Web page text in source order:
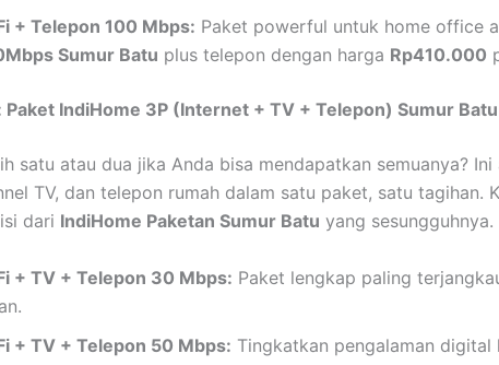
+ Telepon 100 Mbps: Paket powerful untuk home office
Sumur Batu plus telepon dengan harga Rp410.000
Paket IndiHome 3P (Internet + TV + Telepon) Sumur Batu
satu atau dua jika Anda bisa mendapatkan semuanya? Ini
TV, dan telepon rumah dalam satu paket, satu
dari IndiHome Paketan Sumur Batu yang sesungguhnya.
+ TV + Telepon 30 Mbps: Paket lengkap paling
+ TV + Telepon 50 Mbps: Tingkatkan pengalaman digital